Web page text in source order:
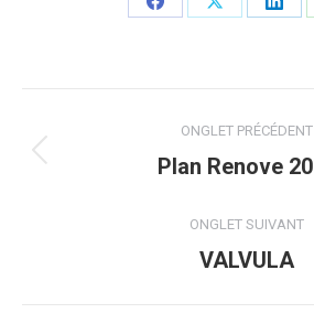
Share
Share
de
commentaire
ONGLET PRÉCÉDENT
Onglet
Plan Renove
ONGLET SUIVANT
Onglet
VALVULA